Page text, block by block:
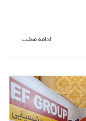
ادامه مطلب